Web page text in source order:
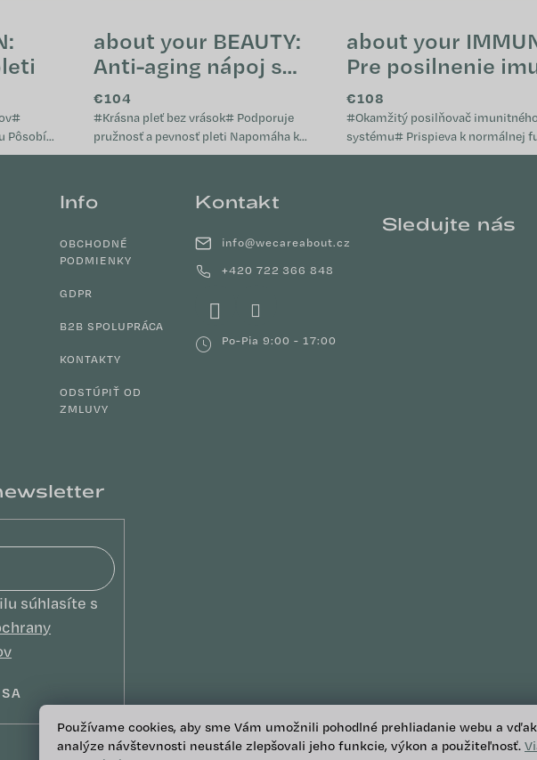
Používame cookies, aby sme Vám umožnili pohodlné prehliadanie webu a
analýze návštevnosti neustále zlepšovali jeho funkcie, výkon a použiteľnosť.
about your BEAUTY:
Anti-aging nápoj s
kolagénovými
peptidmi (tubus)
€104
#Krásna pleť bez vrások# Podporuje
pružnosť a pevnosť pleti Napomáha k
zdravému vzhľadu vlasov a nechtov
about your
Pre posilnenie
(tubus)
€108
#Okamžitý posilňovač imunitného
systému# Prispieva k normálnej funkcii
imunitného systému Napomáha pri
Info
OBCHODNÉ
PODMIENKY
GDPR
B2B SPOLUPRÁCA
KONTAKTY
ODSTÚPIŤ OD
ZMLUVY
Kontakt
info@wecareabout.cz
+420 722 366 848
Po-Pia 9:00 - 17:00
Sledujte nás
súhlasíte s